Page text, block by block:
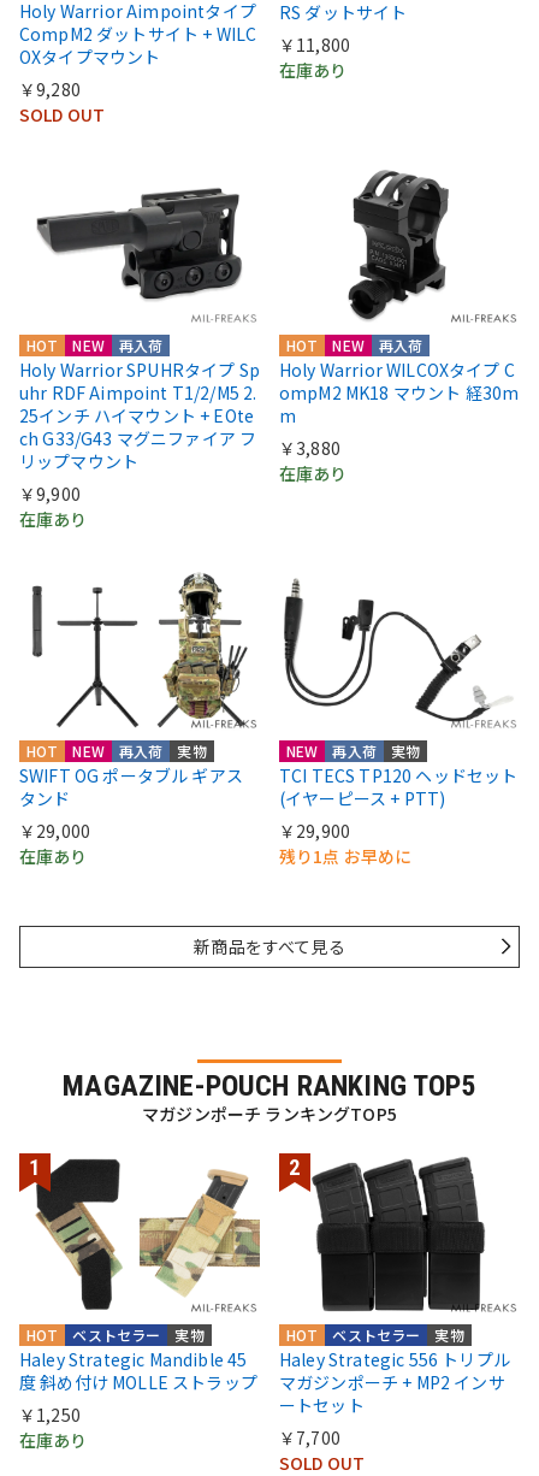
Holy Warrior Aimpointタイプ
CompM2 ダットサイト + WILC
OXタイプマウント
￥9,280
SOLD OUT
RS ダットサイト
￥11,800
在庫あり
HOT NEW 再入荷
Holy Warrior SPUHRタイプ Sp
uhr RDF Aimpoint T1/2/M5 2.
25インチ ハイマウント + EOte
ch G33/G43 マグニファイア フ
リップマウント
￥9,900
在庫あり
HOT NEW 再入荷
Holy Warrior WILCOXタイプ C
ompM2 MK18 マウント 経30m
m
￥3,880
在庫あり
HOT NEW 再入荷 実物
SWIFT OG ポータブル ギアス
タンド
￥29,000
在庫あり
NEW 再入荷 実物
TCI TECS TP120 ヘッドセット
(イヤーピース + PTT)
￥29,900
残り1点 お早めに
新商品をすべて見る
MAGAZINE-POUCH RANKING TOP5
マガジンポーチ ランキングTOP5
実物
ベストセラー
HOT
Haley Strategic Mandible 45
度 斜め付け MOLLE ストラップ
￥1,250
在庫あり
実物
ベストセラー
HOT
Haley Strategic 556 トリプル
マガジンポーチ + MP2 インサ
ートセット
￥7,700
SOLD OUT